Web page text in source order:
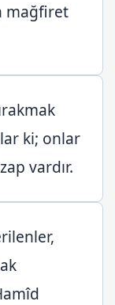
mağfiret
ki; onlar
vardır.